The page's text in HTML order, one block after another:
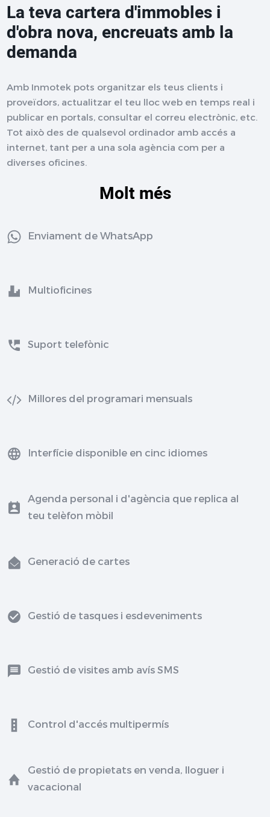
La teva cartera d'immobles i
d'obra nova, encreuats amb la
demanda
Amb Inmotek pots organitzar els teus clients i
proveïdors, actualitzar el teu lloc web en temps real i
publicar en portals, consultar el correu electrònic, etc.
Tot això des de qualsevol ordinador amb accés a
internet, tant per a una sola agència com per a
diverses oficines.
Molt més
Enviament de WhatsApp
Multioficines
Suport telefònic
Millores del programari mensuals
Interfície disponible en cinc idiomes
Agenda personal i d'agència que replica al
teu telèfon mòbil
Generació de cartes
Gestió de tasques i esdeveniments
Gestió de visites amb avís SMS
Control d'accés multipermís
Gestió de propietats en venda, lloguer i
vacacional